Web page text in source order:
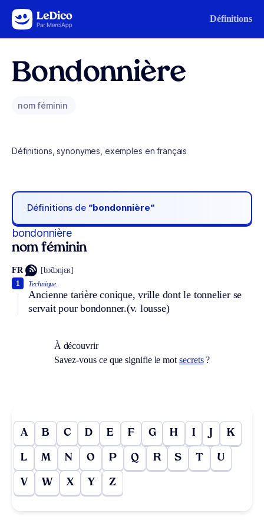
Aller au contenu Définitions
Bondonnière
nom féminin
Définitions, synonymes, exemples en français
Définitions de “bondonnière“
bondonnière
nom féminin
FR [bɔ̃dɔnjɛʀ]
Technique.
Ancienne tarière conique, vrille dont le tonnelier se
servait pour bondonner.(v. lousse)
1
À découvrir
Savez-vous ce que signifie le mot secrets?
A B C D E F G H I J K
L M N O P Q R S T U
V W X Y Z